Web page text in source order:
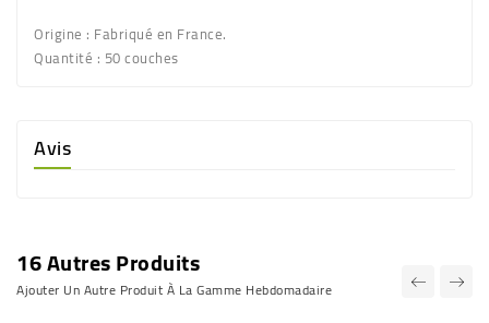
Origine : Fabriqué en France.
Quantité : 50 couches
Avis
16 Autres Produits
Ajouter Un Autre Produit À La Gamme Hebdomadaire